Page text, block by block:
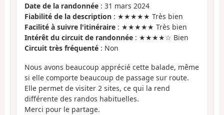
Date de la randonnée : 31 mars 2024
Fiabilité de la description : ★★★★★ Très bien
Facilité à suivre l'itinéraire : ★★★★★ Très bien
Intérêt du circuit de randonnée : ★★★★☆ Bien
Circuit très fréquenté : Non
Nous avons beaucoup apprécié cette balade, même
si elle comporte beaucoup de passage sur route.
Elle permet de visiter 2 sites, ce qui la rend
différente des randos habituelles.
Merci pour le partage.